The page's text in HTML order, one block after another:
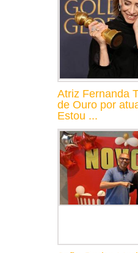
Atriz Fernanda
de Ouro por
Estou ...